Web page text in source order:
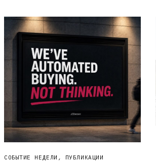
СОБЫТИЕ НЕДЕЛИ , ПУБЛИКАЦИИ